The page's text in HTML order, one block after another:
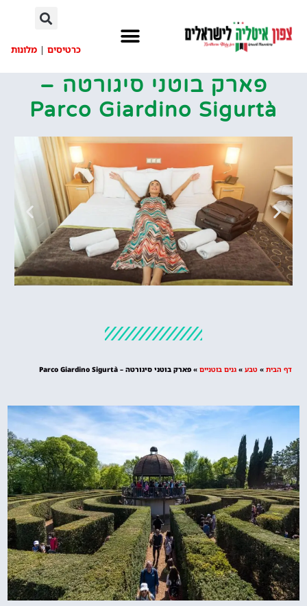
כרטיסים | מלונות
פארק בוטני סיגורטה –
Parco Giardino Sigurtà
מציאת מלון
דף הבית » טבע » גנים בוטניים » פארק בוטני סיגורטה – Parco Giardino Sigurtà